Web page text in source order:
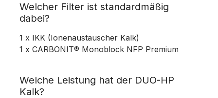
Welcher Filter ist standardmäßig
dabei?
1 x IKK (Ionenaustauscher Kalk)
1 x CARBONIT® Monoblock NFP Premium
Welche Leistung hat der DUO-HP
Kalk?